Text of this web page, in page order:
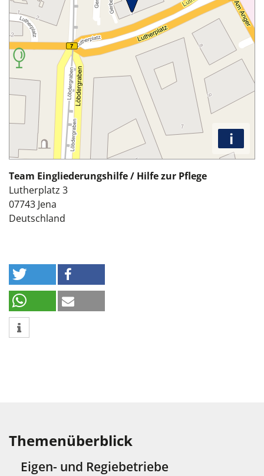
i
Team Eingliederungshilfe / Hilfe zur Pflege
Lutherplatz 3
07743 Jena
Deutschland
Themenüberblick
Eigen- und Regiebetriebe